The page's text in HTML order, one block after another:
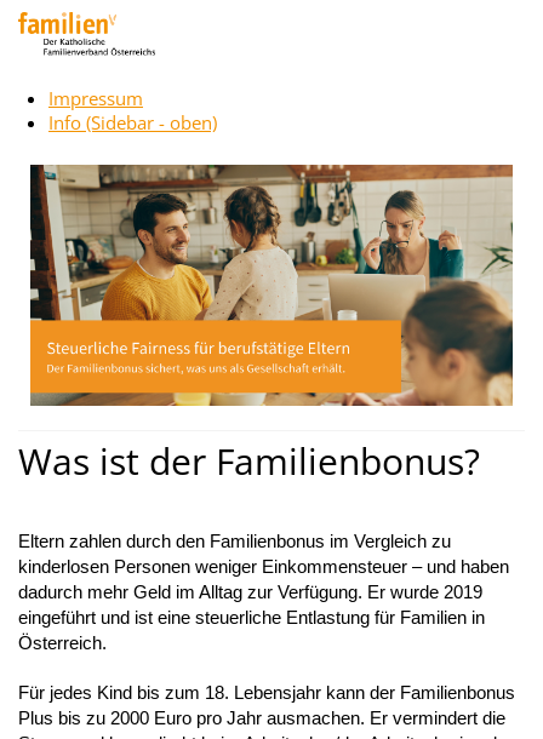
Impressum
Info (Sidebar - oben)
Was ist der Familienbonus?
Eltern zahlen durch den Familienbonus im Vergleich zu
kinderlosen Personen weniger Einkommensteuer – und haben
dadurch mehr Geld im Alltag zur Verfügung. Er wurde 2019
eingeführt und ist eine steuerliche Entlastung für Familien in
Österreich.
Für jedes Kind bis zum 18. Lebensjahr kann der Familienbonus
Plus bis zu 2000 Euro pro Jahr ausmachen. Er vermindert die